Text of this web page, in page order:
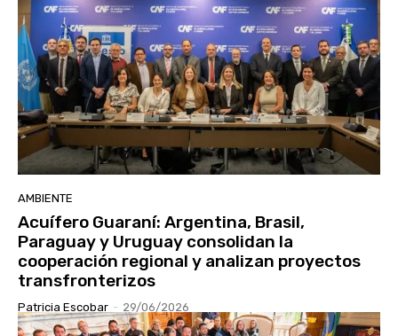
AMBIENTE
Acuífero Guaraní: Argentina, Brasil,
Paraguay y Uruguay consolidan la
cooperación regional y analizan proyectos
transfronterizos
Patricia Escobar - 29/06/2026